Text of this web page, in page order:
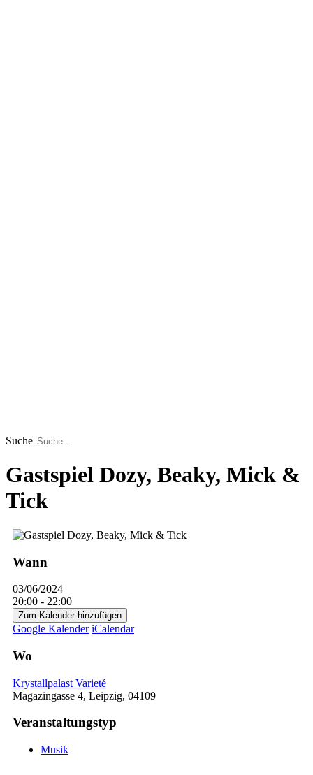
Suche
Gastspiel Dozy, Beaky, Mick &
Tick
Wann
03/06/2024
20:00 - 22:00
Zum Kalender hinzufügen
Google Kalender iCalendar
Wo
Krystallpalast Varieté
Magazingasse 4, Leipzig, 04109
Veranstaltungstyp
Musik